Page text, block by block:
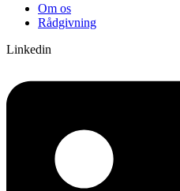
Om os
Rådgivning
Linkedin